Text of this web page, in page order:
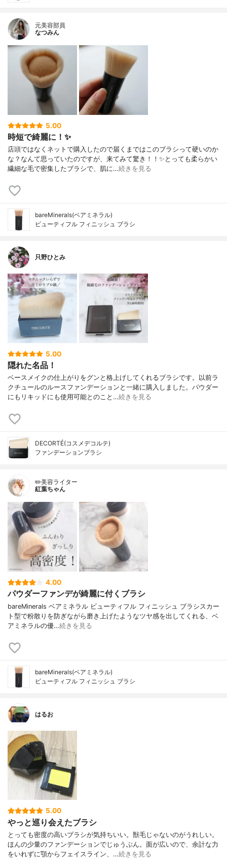
元美容部員
なつみん
5.00
時短で綺麗に！✨
店頭ではなくネットで購入したので届くまではこのブラシって硬いのか
な？なんて思っていたのですが、来てみて驚き！！✨とっても柔らかい
繊細な毛で密集したブラシで、肌に…続きを見る
bareMinerals(ベアミネラル)
ビューティフル フィニッシュ ブラシ
只野ひとみ
5.00
隠れた名品！
ベースメイクの仕上がりをグンと格上げしてくれるブラシです。以前ラ
クチュールのルースファンデーションと一緒に購入しました。パウダー
にもリキッドにも使用可能とのこと…続きを見る
DECORTÉ(コスメデコルテ)
ファンデーションブラシ
✏️美容ライター
紅葉ちゃん
4.00
パウダーファンデが綺麗に付くブラシ
bareMinerals ベアミネラル ビューティフル フィニッシュ ブラシスカー
ト型で粉散りを防ぎながら磨き上げたようなツヤ感を出してくれる、ベ
アミネラルの優…続きを見る
bareMinerals(ベアミネラル)
ビューティフル フィニッシュ ブラシ
はるお
5.00
やっと巡り会えたブラシ
とっても密度の高いブラシが気持ちいい。獣毛じゃないのがうれしい。
ほんの少量のファンデーションでじゅうぶん。面が広いので、余計な力
をいれずに顎からフェイスライン、…続きを見る